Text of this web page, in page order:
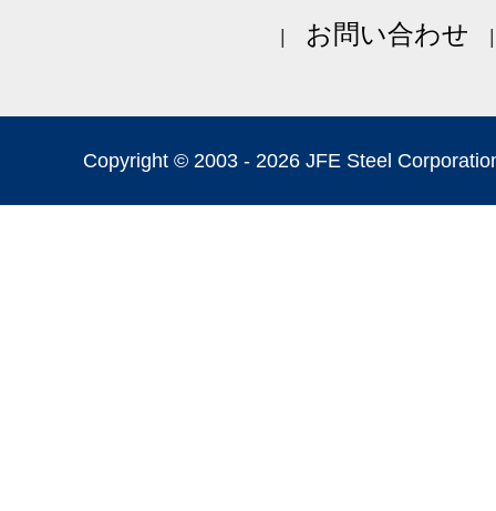
お問い合わせ
Copyright © 2003 - 2026 JFE Steel